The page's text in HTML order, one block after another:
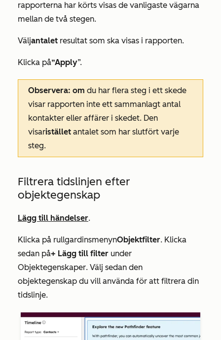
rapporterna har körts visas de vanligaste vägarna
mellan de två stegen.
Väljantalet resultat som ska visas i rapporten.
Klicka på”Apply”.
Observera: om du har flera steg i ett skede
visar rapporten inte ett sammanlagt antal
kontakter eller affärer i skedet. Den
visaristället antalet som har slutfört varje
steg.
Filtrera tidslinjen efter
objektegenskap
Lägg till händelser.
Klicka på rullgardinsmenynObjektfilter. Klicka
sedan på+ Lägg till filter under
Objektegenskaper. Välj sedan den
objektegenskap du vill använda för att filtrera din
tidslinje.